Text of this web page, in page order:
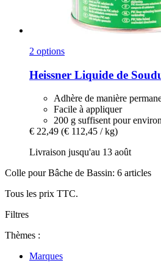
2 options
Heissner Liquide de
Adhère de manière
Facile à appliquer
200 g suffisent pour
€ 22,49 (€ 112,45 / kg)
Livraison jusqu'au 13 août
Colle pour Bâche de Bassin: 6 articles
Tous les prix TTC.
Filtres
Thèmes :
Marques